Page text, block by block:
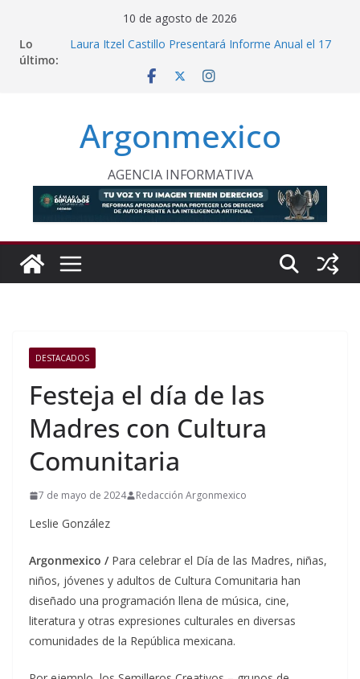
contenido
10 de agosto de 2026
Lo
último:
Laura Itzel Castillo Presentará Informe Anual el 17
Inaugura Clara Brugada Utopía “Elena Poniatowska
Permanente en México
Refuerzan Abasto de Agua en Acapulco Ante
Lluvias Intensas
INE Defiende Contrato con Territorium Life y Niega
Incumplimientos
Argonmexico
AGENCIA INFORMATIVA
DESTACADOS
Festeja el día de las
Madres con Cultura
Comunitaria
7 de mayo de 2024 Redacción Argonmexico
Leslie González
Argonmexico / Para celebrar el Día de las Madres, niñas,
niños, jóvenes y adultos de Cultura Comunitaria han
diseñado una programación llena de música, cine,
literatura y otras expresiones culturales en diversas
comunidades de la República mexicana.